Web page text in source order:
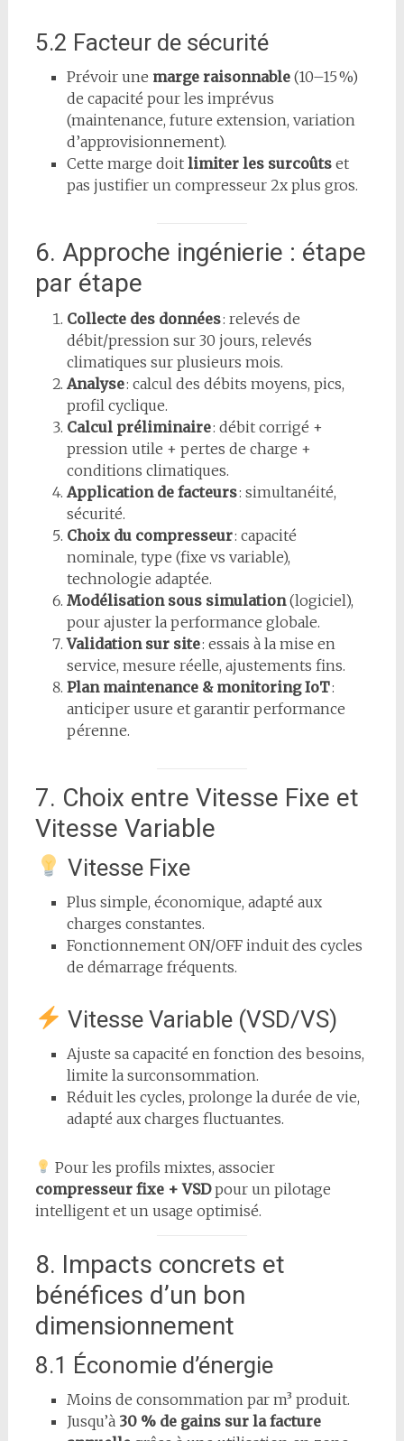
5.2 Facteur de sécurité
Prévoir une marge raisonnable(10–15 %)
de capacité pour les imprévus
(maintenance, future extension, variation
d’approvisionnement).
Cette marge doit limiter les surcoûtset
pas justifier un compresseur 2x plus gros.
6. Approche ingénierie : étape
par étape
Collecte des données: relevés de
débit/pression sur 30 jours, relevés
climatiques sur plusieurs mois.
Analyse: calcul des débits moyens, pics,
profil cyclique.
Calcul préliminaire: débit corrigé +
pression utile + pertes de charge +
conditions climatiques.
Application de facteurs: simultanéité,
sécurité.
Choix du compresseur: capacité
nominale, type (fixe vs variable),
technologie adaptée.
Modélisation sous simulation(logiciel),
pour ajuster la performance globale.
Validation sur site: essais à la mise en
service, mesure réelle, ajustements fins.
Plan maintenance & monitoring IoT:
anticiper usure et garantir performance
pérenne.
7. Choix entre Vitesse Fixe et
Vitesse Variable
Vitesse Fixe
Plus simple, économique, adapté aux
charges constantes.
Fonctionnement ON/OFF induit des cycles
de démarrage fréquents.
Vitesse Variable (VSD/VS)
Ajuste sa capacité en fonction des besoins,
limite la surconsommation.
Réduit les cycles, prolonge la durée de vie,
adapté aux charges fluctuantes.
Pour les profils mixtes, associer
compresseur fixe + VSDpour un pilotage
intelligent et un usage optimisé.
8. Impacts concrets et
bénéfices d’un bon
dimensionnement
8.1 Économie d’énergie
Moins de consommation par m³ produit.
Jusqu’à 30 % de gains sur la facture